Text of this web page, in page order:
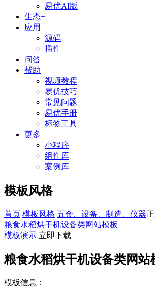
易优AI版
生态+
应用
源码
插件
问答
帮助
视频教程
易优技巧
常见问题
易优手册
标签工具
更多
小程序
组件库
案例库
模板风格
首页 模板风格 五金、设备、制造、仪器
粮食水稻烘干机设备类网站模板
模板演示 立即下载
粮食水稻烘干机设备类网站
模板信息：